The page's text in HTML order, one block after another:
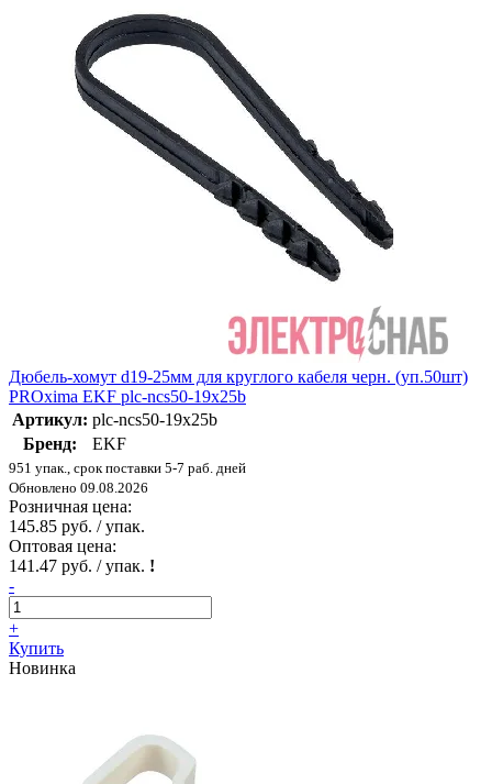
Дюбель-хомут d19-25мм для круглого кабеля черн. (уп.50шт)
PROxima EKF plc-ncs50-19x25b
Артикул: plc-ncs50-19x25b
Бренд:
EKF
951 упак., срок поставки 5-7 раб. дней
Обновлено 09.08.2026
Розничная цена:
145.85 руб. / упак.
Оптовая цена:
141.47 руб. / упак. !
-
+
Купить
Новинка